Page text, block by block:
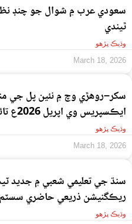
ٿيندي
وڌيڪ پڙهو
March 18, 2026
سکر–روهڙي وچ ۾ نئين پل جي
ايڪسپريس وي اپريل 2026ع تائين مڪمل ڪرڻ جي هدايت
وڌيڪ پڙهو
March 18, 2026
سنڌ جي تعليمي شعبي ۾ جديد
ريڪگنيشن ذريعي حاضري
وڌيڪ پڙهو